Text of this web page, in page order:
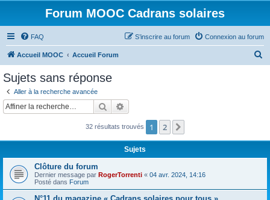
Forum MOOC Cadrans solaires
FAQ Connexion au forum
S’inscrire au forum
Accueil MOOC Accueil Forum
c
Sujets sans réponse
Aller à la recherche avancée
Rechercher
32 résultats trouvés 1 2
Sujets
Clôture du forum
Dernier message par RogerTorrenti « 04 avr. 2024, 14:16
Posté dans Forum
N°11 du magazine « Cadrans solaires pour tous »